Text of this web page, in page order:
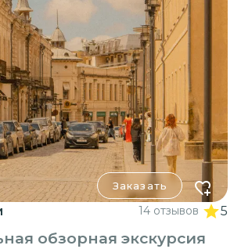
Заказать
14 отзывов 5
обзорная экскурсия